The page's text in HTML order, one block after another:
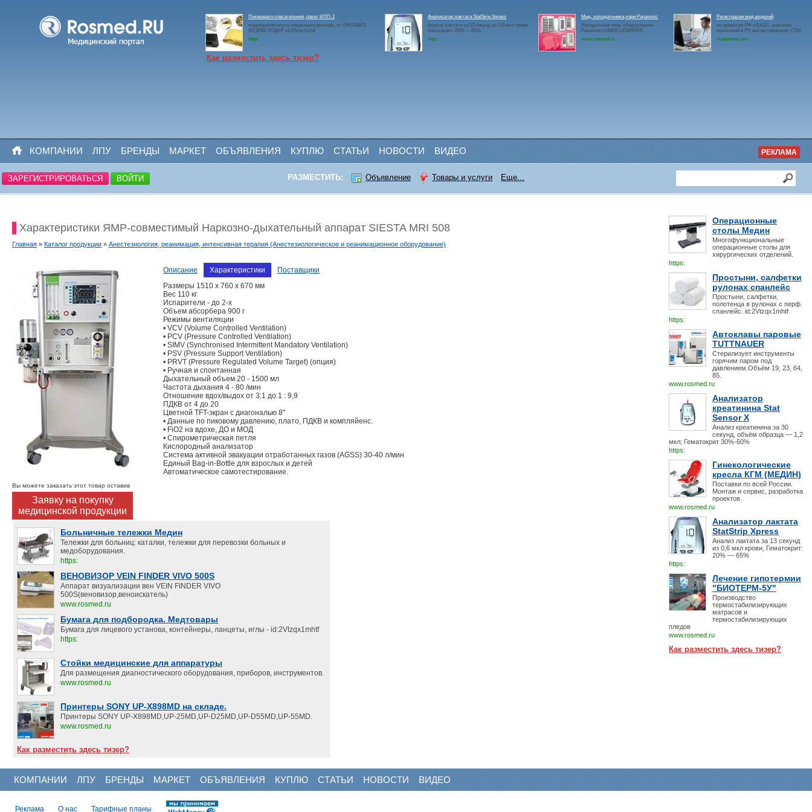
Покрывало спасательное, пакет ИПП-1
медизделия,жгуты,покрывало изотерм. от ЛУКОШКО
МЕДРАСХОДКИ id:2Vtzqx1mhtf
https:
Анализатор лактата StatStrip Xpress
Анализ лактата за 13 секунд из 0,6 мкл крови,
Гематокрит: 20% — 65%
https:
Мед. холодильники,лари Panasonic
Холодильное мед. оборудование
Panasonic,HAIER,LIEBHERR.
www.rosmed.ru
Регистрация мед.изделий
по правилам РФ и ЕАЭС, внесение
изменений в РУ, инспектирование, СМК
medpartner.pro
Как разместить здесь тизер?
КОМПАНИИ ЛПУ БРЕНДЫ МАРКЕТ ОБЪЯВЛЕНИЯ КУПЛЮ СТАТЬИ НОВОСТИ ВИДЕО РЕКЛАМА
ЗАРЕГИСТРИРОВАТЬСЯ ВОЙТИ РАЗМЕСТИТЬ: Объявление Товары и услуги Еще...
Операционные
столы Медин
Многофункциональные
операционные столы для
хирургических отделений.
https:
Простыни, салфетки
рулонах спанлейс
Простыни, салфетки,
полотенца в рулонах с перф.
спанлейс. id:2Vtzqx1mhtf
https:
Автоклавы паровые
TUTTNAUER
Стерилизует инструменты
горячим паром под
давлением.Объём 19, 23, 64,
85.
www.rosmed.ru
Анализатор
креатинина Stat
Sensor X
Анализ креатинина за 30
секунд, объём образца — 1,2
мкл; Гематокрит 30%-60%
https:
Гинекологические
кресла КГМ (МЕДИН)
Поставки по всей России.
Монтаж и сервис, разработка
проектов.
www.rosmed.ru
Анализатор лактата
StatStrip Xpress
Анализ лактата за 13 секунд
из 0,6 мкл крови, Гематокрит:
20% — 65%
https:
Лечение гипотермии
"БИОТЕРМ-5У"
Производство
термостабилизирующих
матрасов и
термостабилизирующих
пледов
www.rosmed.ru
Как разместить здесь тизер?
Характеристики ЯМР-совместимый Наркозно-дыхательный аппарат SIESTA MRI 508
Главная » Каталог продукции » Анестезиология, реанимация, интенсивная терапия (Анестезиологическое и реанимационное оборудование)
Вы можете заказать этот товар оставив
Заявку на покупку
медицинской продукции
Описание Характеристики
Поставщики
Размеры 1510 х 760 х 670 мм
Вес 110 кг
Испарители - до 2-х
Объем абсорбера 900 г
Режимы вентиляции
• VCV (Volume Controlled Ventilation)
• PCV (Pressure Controlled Ventilation)
• SIMV (Synchronised Intermittent Mandatory Ventilation)
• PSV (Pressure Support Ventilation)
• PRVT (Pressure Regulated Volume Target) (опция)
• Ручная и спонтанная
Дыхательный объем 20 - 1500 мл
Частота дыхания 4 - 80 /мин
Отношение вдох/выдох от 3:1 до 1 : 9,9
ПДКВ от 4 до 20
Цветной TFT-экран с диагональю 8"
• Данные по пиковому давлению, плато, ПДКВ и компляйенс.
• FiO2 на вдохе, ДО и МОД
• Спирометрическая петля
Кислородный анализатор
Система активной эвакуации отработанных газов (AGSS) 30-40 л/мин
Единый Bag-in-Bottle для взрослых и детей
Автоматическое самотестирование.
Больничные тележки Медин
Тележки для больниц: каталки, тележки для перевозки больных и
медоборудования.
https:
ВЕНОВИЗОР VEIN FINDER VIVO 500S
Аппарат визуализации вен VEIN FINDER VIVO
500S(веновизор,веноискатель)
www.rosmed.ru
Бумага для подбородка. Медтовары
Бумага для лицевого установа, контейнеры, ланцеты, иглы - id:2Vtzqx1mhtf
https:
Стойки медицинские для аппаратуры
Для размещения диагностического оборудования, приборов, инструментов.
www.rosmed.ru
Принтеры SONY UP-X898MD на складе.
Принтеры SONY UP-X898MD,UP-25MD,UP-D25MD,UP-D55MD,UP-55MD.
www.rosmed.ru
Как разместить здесь тизер?
КОМПАНИИ ЛПУ БРЕНДЫ МАРКЕТ ОБЪЯВЛЕНИЯ КУПЛЮ СТАТЬИ НОВОСТИ ВИДЕО
Реклама О нас Тарифные планы